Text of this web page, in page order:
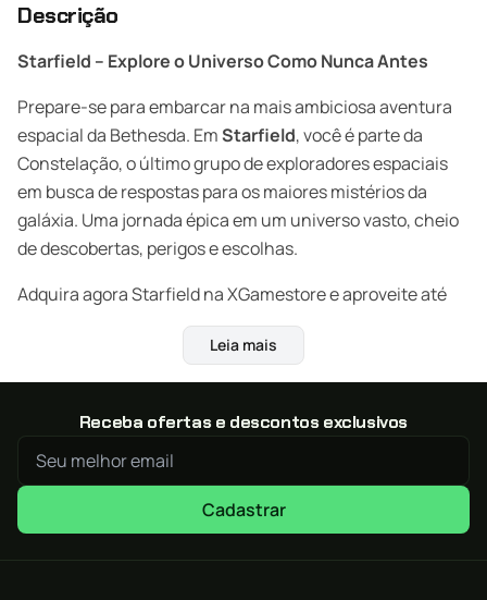
Descrição
Starfield – Explore o Universo Como Nunca Antes
Prepare-se para embarcar na mais ambiciosa aventura
espacial da Bethesda. EmStarfield, você é parte da
Constelação, o último grupo de exploradores espaciais
em busca de respostas para os maiores mistérios da
galáxia. Uma jornada épica em um universo vasto, cheio
de descobertas, perigos e escolhas.
Adquira agora Starfield na XGamestore e aproveite até
40% de economia com entrega digital rápida por e-mail!
Uma Jornada Além das Estrelas
No ano de 2330, a humanidade se espalhou pelo espaço
Constelação, você explorará planetas desconhecidos,
encontrará civilizações exóticas, enfrentará facções
rivais e tomará decisões que moldarão o destino da
Leia mais
Receba ofertas e descontos exclusivos
Cadastrar